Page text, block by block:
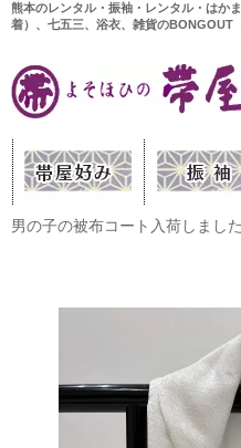
熊本のレンタル・振袖・レンタル・はか
着）、七五三、浴衣、雑貨のBONGOUT
男の子の被布コート入荷しまし